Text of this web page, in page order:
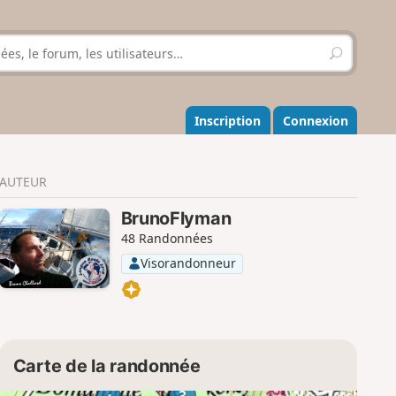
R
e
h
e
r
r
Inscription Connexion
AUTEUR
BrunoFlyman
48 Randonnées
Visorandonneur
Carte de la randonnée